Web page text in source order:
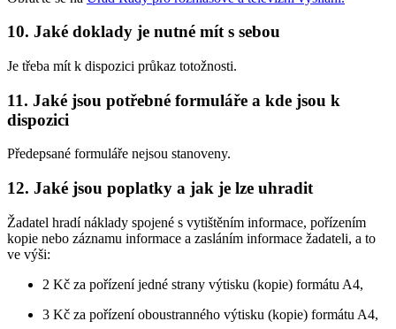
10. Jaké doklady je nutné mít s sebou
Je třeba mít k dispozici průkaz totožnosti.
11. Jaké jsou potřebné formuláře a kde jsou k
dispozici
Předepsané formuláře nejsou stanoveny.
12. Jaké jsou poplatky a jak je lze uhradit
Žadatel hradí náklady spojené s vytištěním informace, pořízením
kopie nebo záznamu informace a zasláním informace žadateli, a to
ve výši:
2 Kč za pořízení jedné strany výtisku (kopie) formátu A4,
3 Kč za pořízení oboustranného výtisku (kopie) formátu A4,